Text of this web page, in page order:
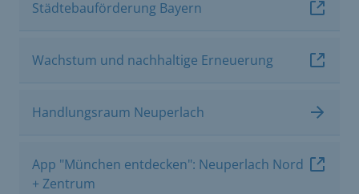
Städtebauförderung Bayern
Wachstum und nachhaltige Erneuerung
Handlungsraum Neuperlach
App "München entdecken": Neuperlach Nord
+ Zentrum